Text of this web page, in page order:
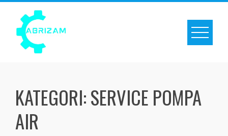
Skip
content
KATEGORI:SERVICE POMPA
AIR